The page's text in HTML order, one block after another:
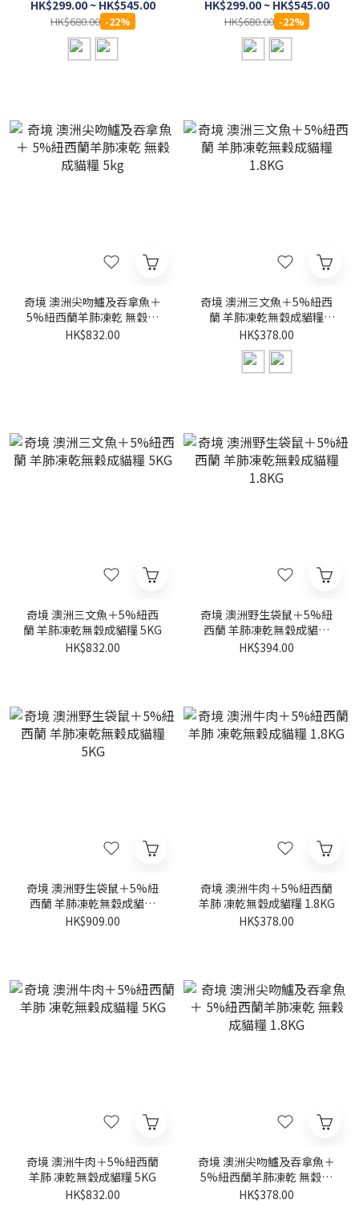
HK$299.00 ~ HK$545.00
HK$680.00 -22%
HK$299.00 ~ HK$545.00
HK$680.00 -22%
奇境 澳洲尖吻鱸及吞拿魚＋
5%紐西蘭羊肺凍乾 無穀成
貓糧 5kg
HK$832.00
奇境 澳洲三文魚＋5%紐西
蘭 羊肺凍乾無穀成貓糧
1.8KG
HK$378.00
奇境 澳洲三文魚＋5%紐西
蘭 羊肺凍乾無穀成貓糧 5KG
HK$832.00
奇境 澳洲野生袋鼠＋5%紐
西蘭 羊肺凍乾無穀成貓糧
1.8KG
HK$394.00
奇境 澳洲野生袋鼠＋5%紐
西蘭 羊肺凍乾無穀成貓糧
5KG
HK$909.00
奇境 澳洲牛肉＋5%紐西蘭
羊肺 凍乾無穀成貓糧 1.8KG
HK$378.00
奇境 澳洲牛肉＋5%紐西蘭
羊肺 凍乾無穀成貓糧 5KG
HK$832.00
奇境 澳洲尖吻鱸及吞拿魚＋
5%紐西蘭羊肺凍乾 無穀成
貓糧 1.8KG
HK$378.00